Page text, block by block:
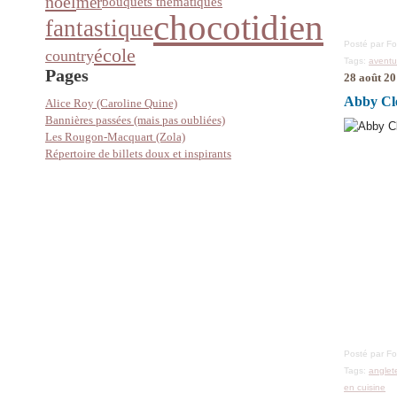
fantastiquechocotidien
countryécole
Pages
Alice Roy (Caroline Quine)
Bannières passées (mais pas oubliées)
Les Rougon-Macquart (Zola)
Répertoire de billets doux et inspirants
Posté par
Tags:
28 août
Abby
Posté par
Tags:
en cuisine